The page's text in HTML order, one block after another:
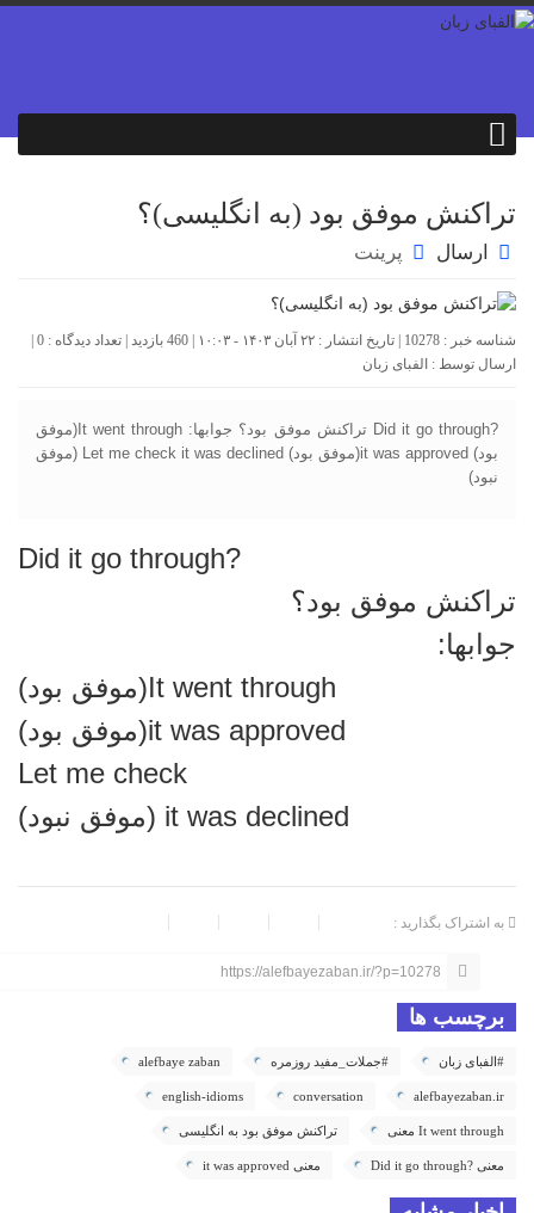
تراکنش موفق بود (به انگلیسی)؟
ارسال پرینت
شناسه خبر : 10278 | تاریخ انتشار : ۲۲ آبان ۱۴۰۳ - ۱۰:۰۳ | 460 بازدید | تعداد دیدگاه : 0
ارسال توسط : الفبای زبان
?Did it go through تراکنش موفق بود؟ جوابها: It went through(موفق
بود) it was approved(موفق بود) Let me check it was declined (موفق
نبود)
?Did it go through
تراکنش موفق بود؟
جوابها:
It went through(موفق بود)
it was approved(موفق بود)
Let me check
it was declined (موفق نبود)
به اشتراک بگذارید :
https://alefbayezaban.ir/?p=10278
برچسب ها
#الفبای زبان #جملات_مفید روزمره alefbaye zaban
alefbayezaban.ir
conversation
english-idioms
It went through معنی تراکنش موفق بود به انگلیسی
معنی ?Did it go through معنی it was approved